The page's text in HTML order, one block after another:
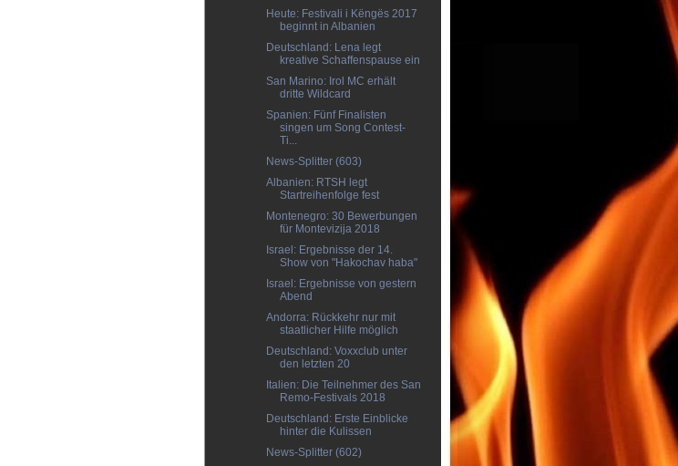
Heute: Festivali i Këngës 2017
beginnt in Albanien
Deutschland: Lena legt
kreative Schaffenspause ein
San Marino: Irol MC erhält
dritte Wildcard
Spanien: Fünf Finalisten
singen um Song Contest-
Ti...
News-Splitter (603)
Albanien: RTSH legt
Startreihenfolge fest
Montenegro: 30 Bewerbungen
für Montevizija 2018
Israel: Ergebnisse der 14.
Show von "Hakochav haba"
Israel: Ergebnisse von gestern
Abend
Andorra: Rückkehr nur mit
staatlicher Hilfe möglich
Deutschland: Voxxclub unter
den letzten 20
Italien: Die Teilnehmer des San
Remo-Festivals 2018
Deutschland: Erste Einblicke
hinter die Kulissen
News-Splitter (602)